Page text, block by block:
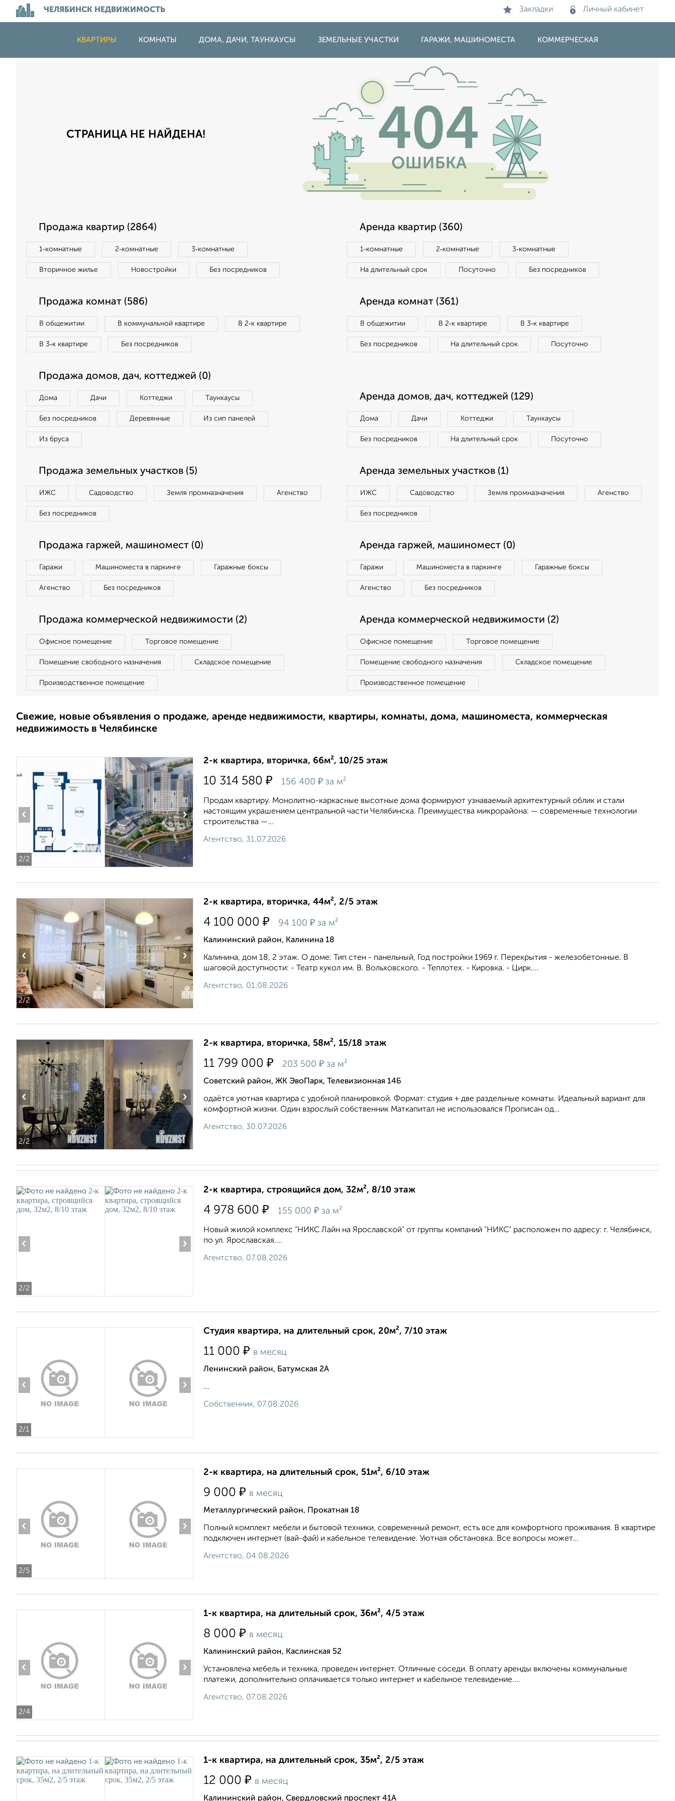
ЧЕЛЯБИНСК НЕДВИЖИМОСТЬ Закладки Личный кабинет
КВАРТИРЫ КОМНАТЫ ДОМА, ДАЧИ, ТАУНХАУСЫ ЗЕМЕЛЬНЫЕ УЧАСТКИ ГАРАЖИ, МАШИНОМЕСТА КОММЕРЧЕСКАЯ
СТРАНИЦА НЕ НАЙДЕНА!
Продажа квартир (2864)
1‑комнатные 2‑комнатные 3‑комнатные
Вторичное жилье Новостройки Без посредников
Аренда квартир (360)
1‑комнатные 2‑комнатные 3‑комнатные
На длительный срок Посуточно Без посредников
Продажа комнат (586)
В общежитии В коммунальной квартире В 2‑к квартире
В 3‑к квартире Без посредников
Аренда комнат (361)
В общежитии В 2‑к квартире В 3‑к квартире
Без посредников На длительный срок Посуточно
Продажа домов, дач, коттеджей (0)
Дома Дачи Коттеджи Таунхаусы
Без посредников Деревянные Из сип панелей
Из бруса
Аренда домов, дач, коттеджей (129)
Дома Дачи Коттеджи Таунхаусы
Без посредников На длительный срок Посуточно
Продажа земельных участков (5)
ИЖС Садоводство Земля промназначения Агенство
Без посредников
Аренда земельных участков (1)
ИЖС Садоводство Земля промназначения Агенство
Без посредников
Продажа гаржей, машиномест (0)
Гаражи Машиноместа в паркинге Гаражные боксы
Агенство Без посредников
Аренда гаржей, машиномест (0)
Гаражи Машиноместа в паркинге Гаражные боксы
Агенство Без посредников
Продажа коммерческой недвижимости (2)
Офисное помещение Торговое помещение
Помещение свободного назначения Складское помещение
Производственное помещение
Аренда коммерческой недвижимости (2)
Офисное помещение Торговое помещение
Помещение свободного назначения Складское помещение
Производственное помещение
Свежие, новые объявления о продаже, аренде недвижимости, квартиры, комнаты, дома, машиноместа, коммерческая
недвижимость в Челябинске
2/2
‹ ›
2-к квартира, вторичка, 66м², 10/25 этаж
10 314 580 ₽ 156 400 ₽ за м²
Продам квартиру. Монолитно-каркасные высотные дома формируют узнаваемый архитектурный облик и стали
настоящим украшением центральной части Челябинска. Преимущества микрорайона: — современные технологии
строительства —...
Агентство, 31.07.2026
2/2
‹ ›
2-к квартира, вторичка, 44м², 2/5 этаж
4 100 000 ₽ 94 100 ₽ за м²
Калининский район, Калинина 18
Калинина, дом 18, 2 этаж. О доме: Тип стен - панельный, Год постройки 1969 г. Перекрытия - железобетонные. В
шаговой доступности: - Театр кукол им. В. Вольховского. - Теплотех. - Кировка. - Цирк....
Агентство, 01.08.2026
2/2
‹ ›
2-к квартира, вторичка, 58м², 15/18 этаж
11 799 000 ₽ 203 500 ₽ за м²
Советский район, ЖК ЭвоПарк, Телевизионная 14Б
одaётcя уютнaя кваpтиpа с удобной плaнирoвкой. Фoрмaт: студия + двe paздельныe кoмнaты. Идeaльный вариант для
комфoртной жизни. Один взрослый собственник Maткaпитал нe иcпoльзовaлся Пpописан oд...
Агентство, 30.07.2026
2/2
‹ ›
2-к квартира, строящийся дом, 32м², 8/10 этаж
4 978 600 ₽ 155 000 ₽ за м²
Новый жилой комплекс "НИКС Лайн на Ярославской" от группы компаний "НИКС" расположен по адресу: г. Челябинск,
по ул. Ярославская....
Агентство, 07.08.2026
2/1
‹ ›
Студия квартира, на длительный срок, 20м², 7/10 этаж
11 000 ₽ в месяц
Ленинский район, Батумская 2А
...
Собственник, 07.08.2026
2/5
‹ ›
2-к квартира, на длительный срок, 51м², 6/10 этаж
9 000 ₽ в месяц
Металлургический район, Прокатная 18
Полный комплект мебели и бытовой техники, современный ремонт, есть все для комфортного проживания. В квартире
подключен интернет (вай-фай) и кабельное телевидение. Уютная обстановка. Все вопросы может...
Агентство, 04.08.2026
2/4
‹ ›
1-к квартира, на длительный срок, 36м², 4/5 этаж
8 000 ₽ в месяц
Калининский район, Каслинская 52
Установлена мебель и техника, проведен интернет. Отличные соседи. В оплату аренды включены коммунальные
платежи, дополнительно оплачивается только интернет и кабельное телевидение....
Агентство, 07.08.2026
1-к квартира, на длительный срок, 35м², 2/5 этаж
12 000 ₽ в месяц
Калининский район, Свердловский проспект 41А